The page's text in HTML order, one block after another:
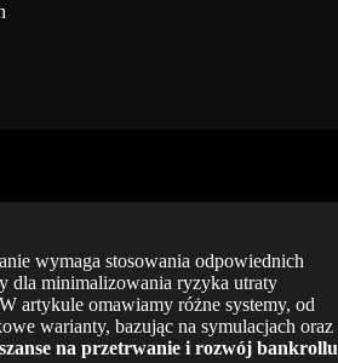
wymaga stosowania odpowiednich
dla minimalizowania ryzyka utraty
artykule omawiamy różne systemy, od
warianty, bazując na symulacjach oraz
na przetrwanie i rozwój bankrollu